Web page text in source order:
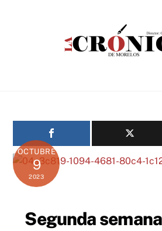
OCTUBRE
9
2023
Segunda